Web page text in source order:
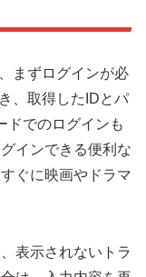
まずログインが必
、取得したIDとパ
ドでのログインも
インできる便利な
ぐに映画やドラマ
表示されないトラ